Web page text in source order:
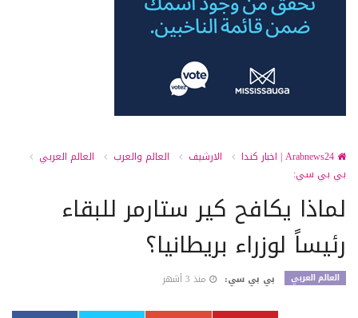
الارشيف العالم والعرب
العالم العربي
بي بي سي:
لماذا يكافح كير ستارمر للبقاء
رئيساً لوزراء بريطانيا؟
العالم العربي بي بي سي: منذ 3 أشهر